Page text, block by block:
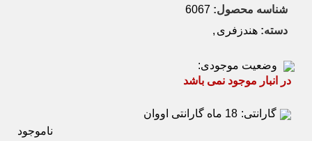
شناسه محصول: 6067
دسته: هندزفری ,
وضعیت موجودی:
در انبار موجود نمی باشد
گارانتی: 18 ماه گارانتی اووان